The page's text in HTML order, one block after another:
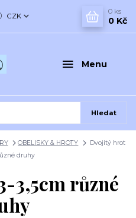
Menu
CZK
Hledat
0 ks
0 Kč
OBELISKY & HROTY
Dvojitý hrot
druhy
3,5cm různé